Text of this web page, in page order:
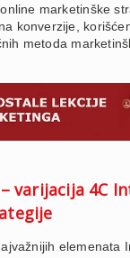
marketinške
konverzije,
metoda
– varijacija 4C
elemenata